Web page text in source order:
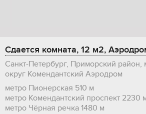
Сдается комната, 12 м2,
Санкт-Петербург, Приморский
округ Комендантский Аэродром
метро Пионерская 510 м
метро Комендантский проспект 2230
метро Чёрная речка 1480 м